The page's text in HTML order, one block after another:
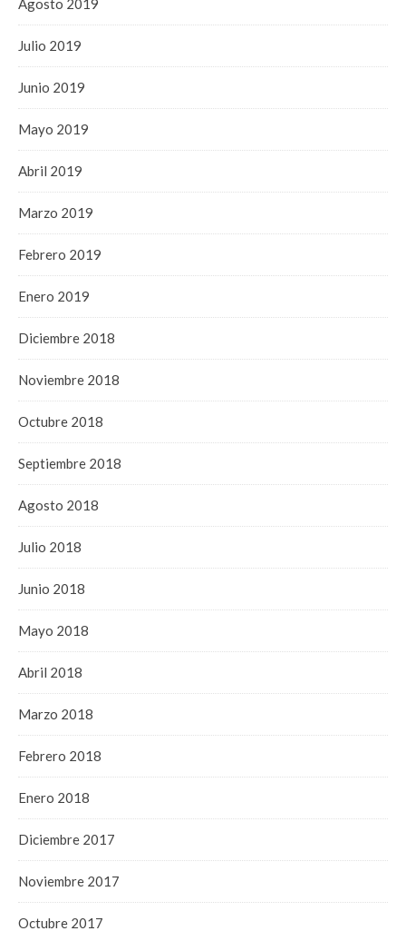
Agosto 2019
Julio 2019
Junio 2019
Mayo 2019
Abril 2019
Marzo 2019
Febrero 2019
Enero 2019
Diciembre 2018
Noviembre 2018
Octubre 2018
Septiembre 2018
Agosto 2018
Julio 2018
Junio 2018
Mayo 2018
Abril 2018
Marzo 2018
Febrero 2018
Enero 2018
Diciembre 2017
Noviembre 2017
Octubre 2017